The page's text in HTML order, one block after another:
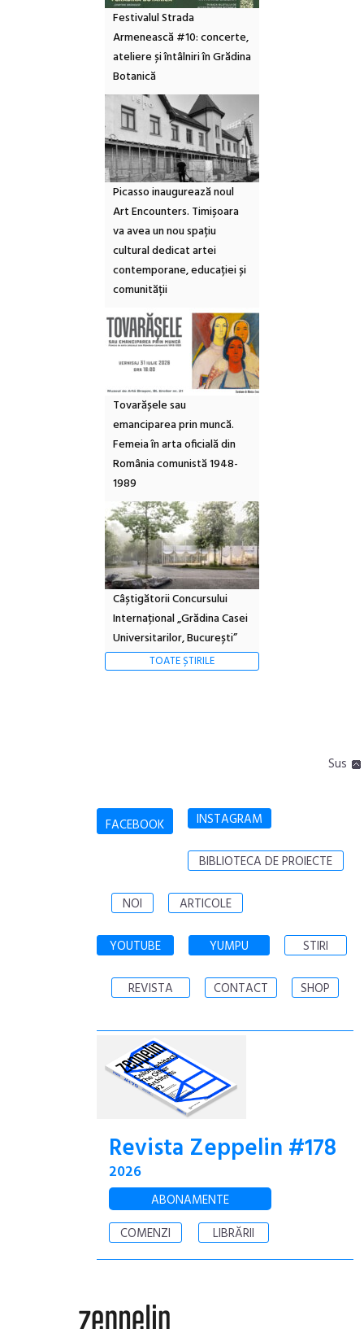
Festivalul Strada
Armenească #10: concerte,
ateliere și întâlniri în Grădina
Botanică
Picasso inaugurează noul
Art Encounters. Timișoara
va avea un nou spațiu
cultural dedicat artei
contemporane, educației și
comunității
Tovarășele sau
emanciparea prin muncă.
Femeia în arta oficială din
România comunistă 1948-
1989
Câștigătorii Concursului
Internațional „Grădina Casei
Universitarilor, București”
TOATE ȘTIRILE
Sus
FACEBOOK INSTAGRAM
BIBLIOTECA DE PROIECTE
NOI ARTICOLE
YOUTUBE YUMPU STIRI
REVISTA CONTACT SHOP
Revista Zeppelin #178
2026
ABONAMENTE
COMENZI
LIBRĂRII